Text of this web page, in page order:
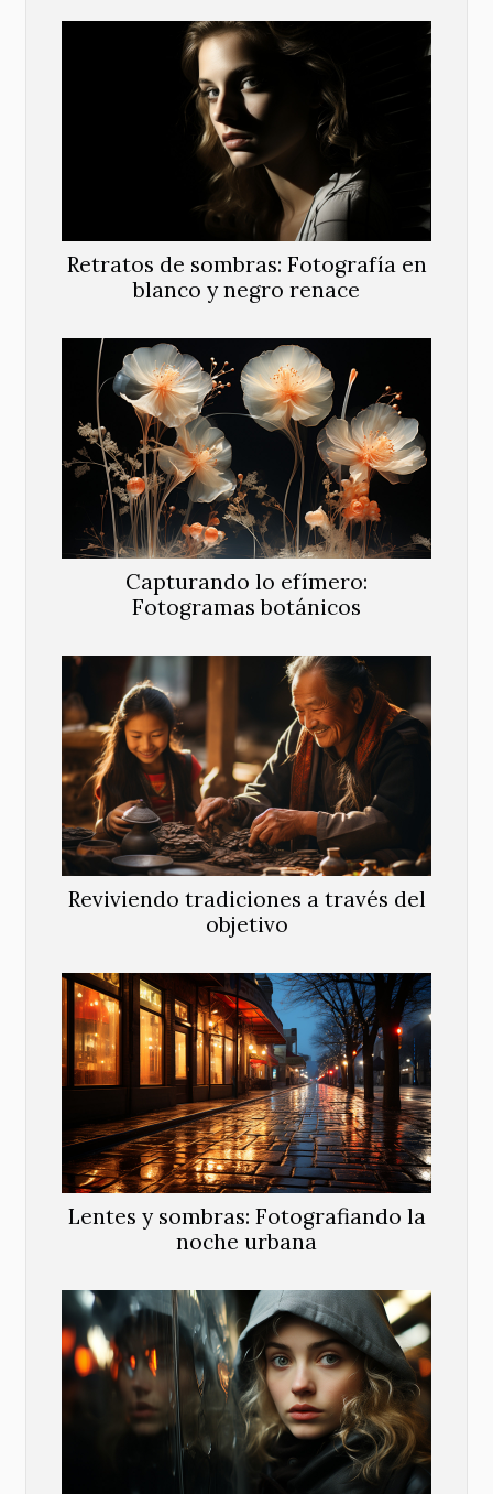
Retratos de sombras: Fotografía en
blanco y negro renace
Capturando lo efímero:
Fotogramas botánicos
Reviviendo tradiciones a través del
objetivo
Lentes y sombras: Fotografiando la
noche urbana